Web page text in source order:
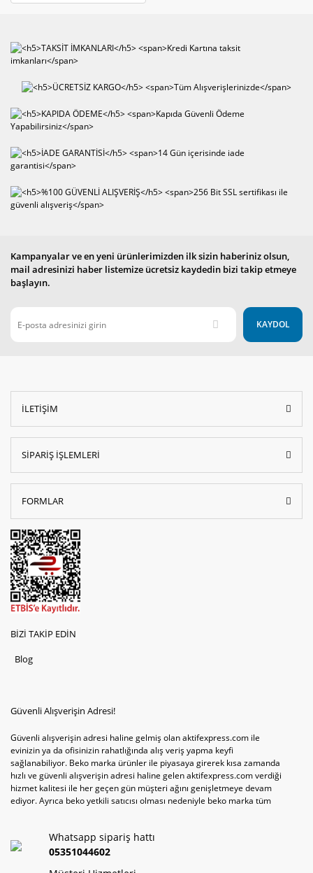
Kampanyalar ve en yeni ürünlerimizden ilk sizin haberiniz olsun,
mail adresinizi haber listemize ücretsiz kaydedin bizi takip etmeye
başlayın.
KAYDOL
İLETİŞİM
SİPARİŞ İŞLEMLERİ
FORMLAR
BİZİ TAKİP EDİN
Blog
Güvenli Alışverişin Adresi!
Güvenli alışverişin adresi haline gelmiş olan aktifexpress.com ile
evinizin ya da ofisinizin rahatlığında alış veriş yapma keyfi
sağlanabiliyor. Beko marka ürünler ile piyasaya girerek kısa zamanda
hızlı ve güvenli alışverişin adresi haline gelen aktifexpress.com verdiği
hizmet kalitesi ile her geçen gün müşteri ağını genişletmeye devam
ediyor. Ayrıca beko yetkili satıcısı olması nedeniyle beko marka tüm
televizyon ya da bulaşık makinesi değil aynı zamanda çamaşır makinesi
ve kurutma makinesi tercihlerini de hızlı ve güvenli alışveriş ile
Whatsapp sipariş hattı
05351044602